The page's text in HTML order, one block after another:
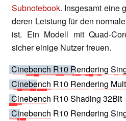
Subnotebook. Insgesamt eine
deren Leistung für den
ist. Ein Modell mit Quad-
sicher einige Nutzer freuen.
Cinebench R10 Rendering
Cinebench R10 Rendering
Cinebench R10 Shading 32Bit
Cinebench R10 Rendering